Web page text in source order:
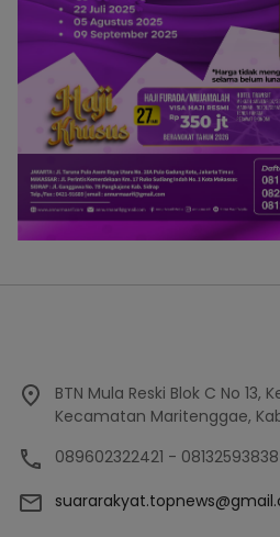
BTN Mula Reski Blok C No 13,
Kecamatan Maritenggae,
089602322421 -